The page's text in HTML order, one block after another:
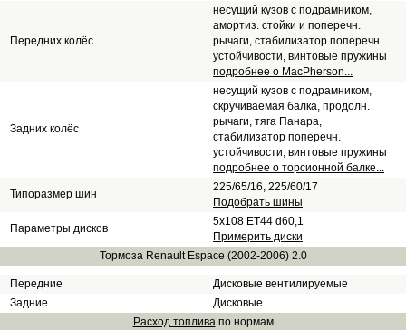
Передних колёс
несущий кузов с подрамником,
амортиз. стойки и поперечн.
рычаги, стабилизатор поперечн.
устойчивости, винтовые пружины
подробнее о MacPherson...
Задних колёс
несущий кузов с подрамником,
скручиваемая балка, продолн.
рычаги, тяга Панара,
стабилизатор поперечн.
устойчивости, винтовые пружины
подробнее о торсионной балке...
Типоразмер шин
225/65/16, 225/60/17
Подобрать шины
Параметры дисков
5x108 ET44 d60,1
Примерить диски
Тормоза Renault Espace (2002-2006) 2.0
Передние
Дисковые вентилируемые
Задние
Дисковые
Расход топливапо нормам